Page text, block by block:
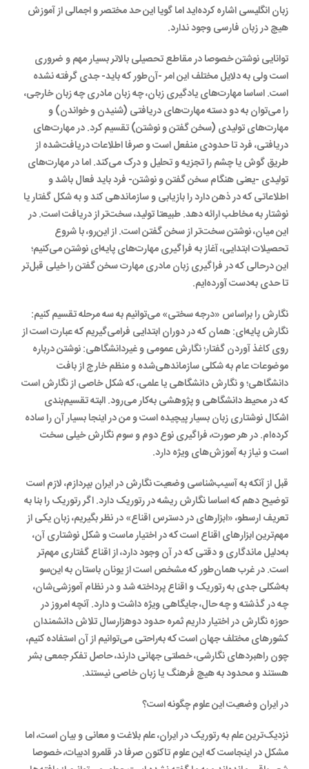
زبان انگلیسی اشاره کرده‌اید اما گویا این حد مختصر و اجمالی از آموزش
هیچ در زبان فارسی وجود ندارد.
توانایی نوشتن خصوصا در مقاطع تحصیلی بالاتر بسیار مهم و ضروری
است ولی به دلایل مختلف این امر -آن‌طور که باید- جدی گرفته نشده
است. اساسا مهارت‌های یادگیری زبان، چه زبان مادری چه زبان خارجی،
را می‌توان به دو دسته مهارت‌های دریافتی (شنیدن و خواندن) و
مهارت‌های تولیدی (سخن گفتن و نوشتن) تقسیم کرد. در مهارت‌های
دریافتی، فرد تا حدودی منفعل است و صرفا اطلاعات دریافت‌شده از
طریق گوش یا چشم را تجزیه و تحلیل و درک می‌کند. اما در مهارت‌های
تولیدی -یعنی هنگام سخن گفتن و نوشتن- فرد باید فعال باشد و
اطلاعاتی که در ذهن دارد را بازیابی و سازماندهی کند و به شکل گفتار یا
نوشتار به مخاطب ارائه دهد. طبیعتا تولید، سخت‌تر از دریافت است. در
این میان، نوشتن سخت‌تر از سخن گفتن است. از این‌رو، با شروع
تحصیلات ابتدایی، آغاز به فراگیری مهارت‌های پایه‌ای نوشتن می‌کنیم؛
این درحالی که در فراگیری زبان مادری مهارت سخن گفتن را خیلی قبل‌تر
تا حدی به‌دست آورده‌ایم.
نگارش را براساس «درجه سختی» می‌توانیم به سه مرحله تقسیم کنیم:
نگارش پایه‌ای: همان که در دوران ابتدایی فرامی‌گیریم که عبارت است از
روی کاغذ آوردن گفتار؛ نگارش عمومی و غیردانشگاهی: نوشتن درباره
موضوعات عام به شکلی سازماندهی‌شده و منظم خارج از بافت
دانشگاهی؛ و نگارش دانشگاهی یا علمی، که شکل خاصی از نگارش است
که در محیط دانشگاهی و پژوهشی به‌کار می‌رود. البته تقسیم‌بندی
اشکال نوشتاری زبان بسیار پیچیده است و من در اینجا بسیار آن ‌را ساده
کرده‌ام. در هر صورت، فراگیری نوع دوم و سوم نگارش خیلی سخت
است و نیاز به آموزش‌های ویژه دارد.
قبل از آنکه به آسیب‌شناسی وضعیت نگارش در ایران بپردازم، لازم است
توضیح دهم که اساسا نگارش ریشه در رتوریک دارد. اگر رتوریک را بنا به
تعریف ارسطو، «ابزارهای در دسترس اقناع» در نظر بگیریم، زبان یکی از
مهم‌ترین ابزارهای اقناع است که در اختیار ماست و شکل نوشتاری آن،
به‌دلیل ماندگاری و دقتی که در آن وجود دارد، از اقناع گفتاری مهم‌تر
است. در غرب همان‌طور که مشخص است از یونان باستان به این‌سو
به‌شکلی جدی به رتوریک و اقناع پرداخته شد و در نظام آموزشی‌شان،
چه در گذشته و چه حال، جایگاهی ویژه داشت و دارد. آنچه امروز در
حوزه نگارش در اختیار داریم ثمره حدود دوهزارسال تلاش دانشمندان
کشورهای مختلف جهان است که به‌راحتی می‌توانیم از آن استفاده کنیم،
چون راهبردهای نگارشی، خصلتی جهانی دارند، حاصل تفکر جمعی بشر
هستند و محدود به هیچ فرهنگ یا زبان خاصی نیستند.
در ایران وضعیت این علوم چگونه است؟
نزدیک‌ترین علم به رتوریک در ایران، علم بلاغت و معانی و بیان است، اما
مشکل در اینجاست که این علوم تاکنون صرفا در قلمرو ادبیات، خصوصا